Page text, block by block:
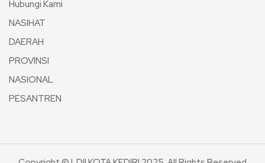
Hubungi Kami
NASIHAT
DAERAH
PROVINSI
NASIONAL
PESANTREN